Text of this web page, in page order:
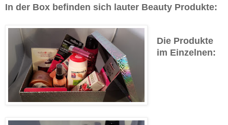
In der Box befinden sich lauter Beauty Produkte:
Die Produkte
im Einzelnen: